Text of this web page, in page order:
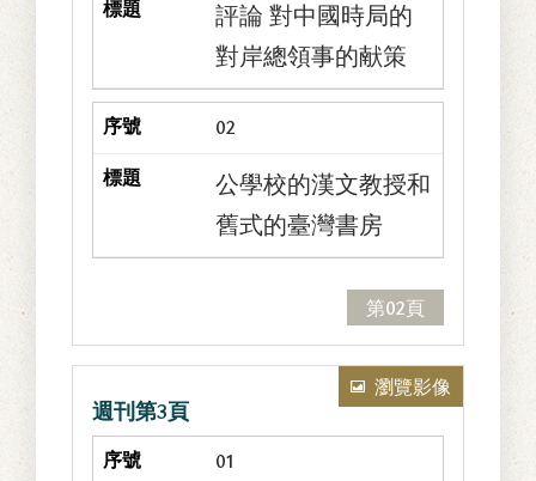
『考慮』的怪
劇，遂將山雨將
至的議會，推到
使四百餘個的代
議士唯唯諾諾，
都不敢不聽從各
此而三政黨雖一
時變態同床，但
其實却是各作異
評論 對中國時局的
對岸總領事的献策
02
公學校的漢文教授和
舊式的臺灣書房
第02頁
週刊第3頁
瀏覽影像
01